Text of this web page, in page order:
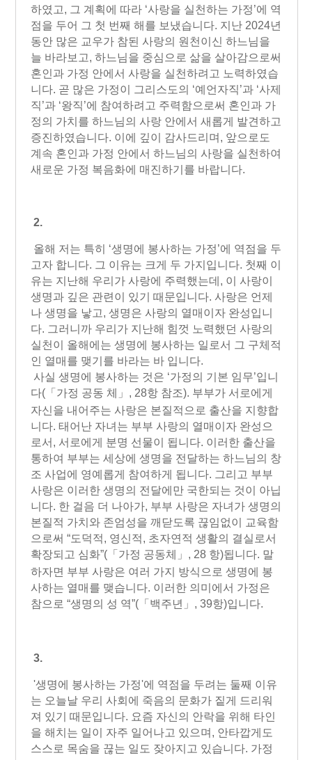
하였고, 그 계획에 따라 ‘사랑을 실천하는 가정’에 역
점을 두어 그 첫 번째 해를 보냈습니다. 지난 2024년
동안 많은 교우가 참된 사랑의 원천이신 하느님을
늘 바라보고, 하느님을 중심으로 삶을 살아감으로써
혼인과 가정 안에서 사랑을 실천하려고 노력하였습
니다. 곧 많은 가정이 그리스도의 ‘예언자직’과 ‘사제
직’과 ‘왕직’에 참여하려고 주력함으로써 혼인과 가
정의 가치를 하느님의 사랑 안에서 새롭게 발견하고
증진하였습니다. 이에 깊이 감사드리며, 앞으로도
계속 혼인과 가정 안에서 하느님의 사랑을 실천하여
새로운 가정 복음화에 매진하기를 바랍니다.
2.
올해 저는 특히 ‘생명에 봉사하는 가정’에 역점을 두
고자 합니다. 그 이유는 크게 두 가지입니다. 첫째 이
유는 지난해 우리가 사랑에 주력했는데, 이 사랑이
생명과 깊은 관련이 있기 때문입니다. 사랑은 언제
나 생명을 낳고, 생명은 사랑의 열매이자 완성입니
다. 그러니까 우리가 지난해 힘껏 노력했던 사랑의
실천이 올해에는 생명에 봉사하는 일로서 그 구체적
인 열매를 맺기를 바라는 바 입니다.
사실 생명에 봉사하는 것은 ‘가정의 기본 임무’입니
다(「가정 공동 체」, 28항 참조). 부부가 서로에게
자신을 내어주는 사랑은 본질적으로 출산을 지향합
니다. 태어난 자녀는 부부 사랑의 열매이자 완성으
로서, 서로에게 분명 선물이 됩니다. 이러한 출산을
통하여 부부는 세상에 생명을 전달하는 하느님의 창
조 사업에 영예롭게 참여하게 됩니다. 그리고 부부
사랑은 이러한 생명의 전달에만 국한되는 것이 아닙
니다. 한 걸음 더 나아가, 부부 사랑은 자녀가 생명의
본질적 가치와 존엄성을 깨닫도록 끊임없이 교육함
으로써 “도덕적, 영신적, 초자연적 생활의 결실로서
확장되고 심화”(「가정 공동체」, 28 항)됩니다. 말
하자면 부부 사랑은 여러 가지 방식으로 생명에 봉
사하는 열매를 맺습니다. 이러한 의미에서 가정은
참으로 “생명의 성 역”(「백주년」, 39항)입니다.
3.
'생명에 봉사하는 가정'에 역점을 두려는 둘째 이유
는 오늘날 우리 사회에 죽음의 문화가 짙게 드리워
져 있기 때문입니다. 요즘 자신의 안락을 위해 타인
을 해치는 일이 자주 일어나고 있으며, 안타깝게도
스스로 목숨을 끊는 일도 잦아지고 있습니다. 가정